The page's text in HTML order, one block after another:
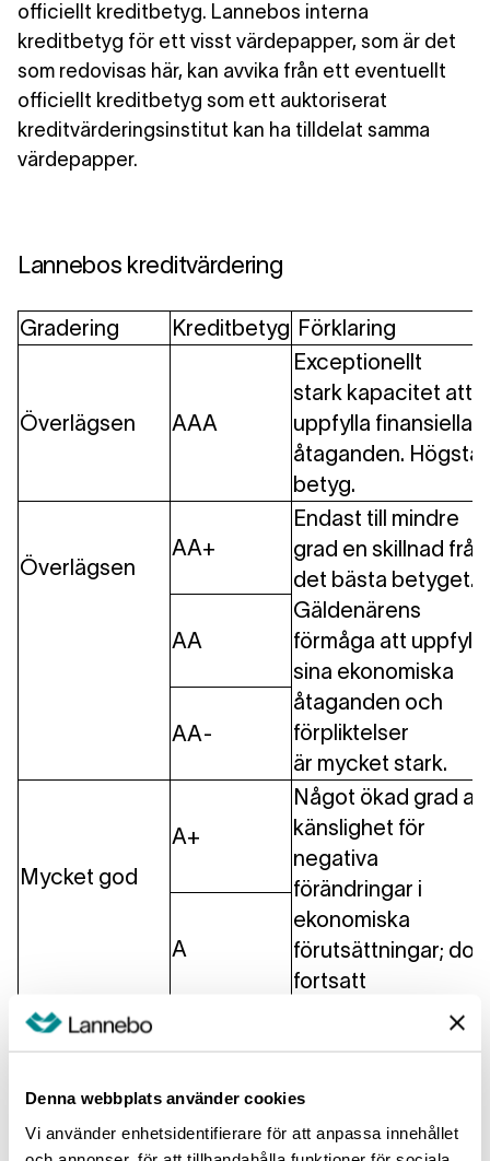
Denna webbplats använder cookies
Vi använder enhetsidentifierare för att anpassa innehållet
officiellt kreditbetyg. Lannebos interna
kreditbetyg för ett visst värdepapper, som är det
som redovisas här, kan avvika från ett eventuellt
officiellt kreditbetyg som ett auktoriserat
kreditvärderingsinstitut kan ha tilldelat samma
värdepapper.
Lannebos kreditvärdering
Gradering Kreditbetyg Förklaring
Överlägsen AAA
Exceptionellt
stark kapacitet att
uppfylla finansiella
åtaganden. Högsta
betyg.
Överlägsen
AA+
Endast till mindre
grad en skillnad från
det bästa betyget.
Gäldenärens
förmåga att uppfylla
sina ekonomiska
åtaganden och
förpliktelser
är mycket stark.
AA
AA-
Mycket god
A+
Något ökad grad av
känslighet för
negativa
förändringar i
ekonomiska
förutsättningar;
fortsatt
med stark förmåga
förpliktelser.
A
Den finansiella